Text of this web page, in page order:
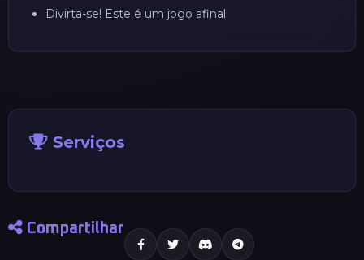
Divirta-se! Este é um jogo afinal
Serviços
Compartilhar